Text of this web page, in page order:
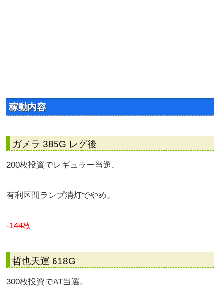
稼動内容
ガメラ 385G レグ後
200枚投資でレギュラー当選。
有利区間ランプ消灯でやめ。
-144枚
哲也天運 618G
300枚投資でAT当選。